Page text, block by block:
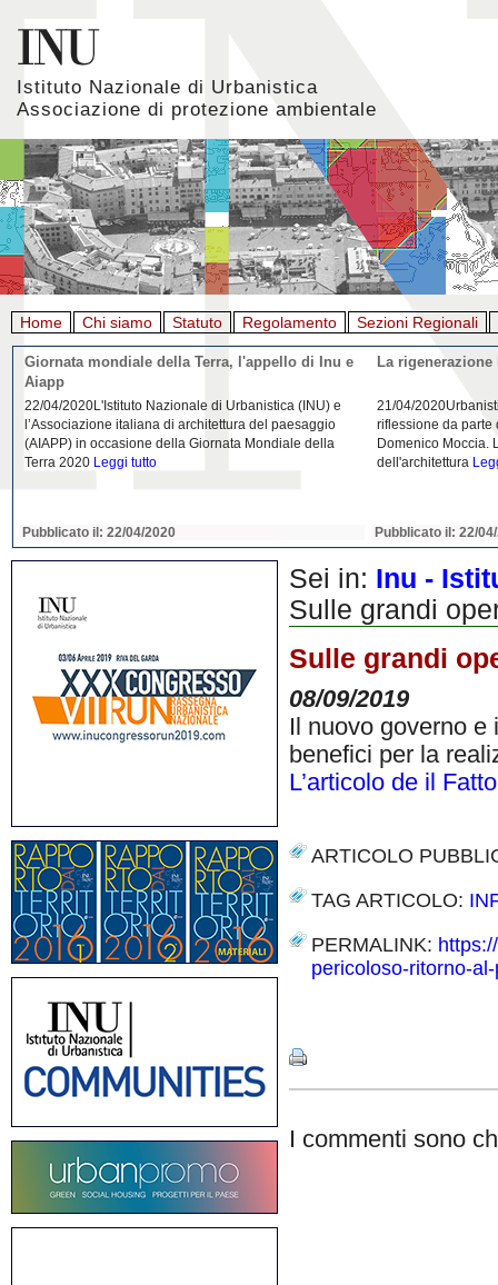
Istituto Nazionale di Urbanistica
Associazione di protezione ambientale
Home Chi siamo Statuto Regolamento Sezioni Regionali
Giornata mondiale della Terra, l'appello di Inu e
Aiapp
22/04/2020L'Istituto Nazionale di Urbanistica (INU) e
l’Associazione italiana di architettura del paesaggio
(AIAPP) in occasione della Giornata Mondiale della
Terra 2020 Leggi tutto
Pubblicato il: 22/04/2020
La
21/04/
riflessione da parte
Domenico Moccia.
dell'architettura
Pubblicato il: 22/
Sei in: Inu -
Sulle grandi
Sulle grandi
08/09/2019
Il nuovo governo
benefici per la
L’articolo de il
ARTICOLO
TAG ARTICOLO:
PERMALINK:
pericoloso-ritorno-
I commenti sono